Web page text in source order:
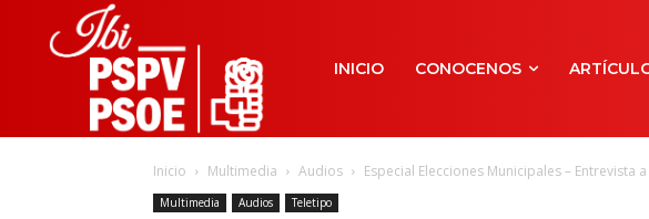
INICIO CONOCENOS
Inicio Multimedia Audios Especial Elecciones Municipales – Entrevista
Multimedia Audios Teletipo